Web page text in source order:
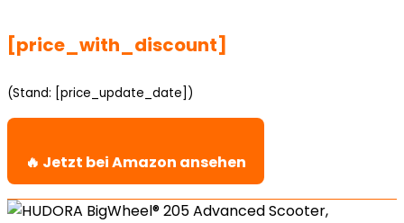
[price_with_discount]
(Stand: [price_update_date])
🔥 Jetzt bei Amazon ansehen